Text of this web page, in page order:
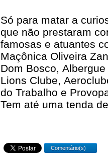
Só para matar a
que não prestaram
famosas e atuantes
Maçônica Oliveira
Dom Bosco,
Lions Clube,
do Trabalho e
Tem até uma tenda
Comentário(s)